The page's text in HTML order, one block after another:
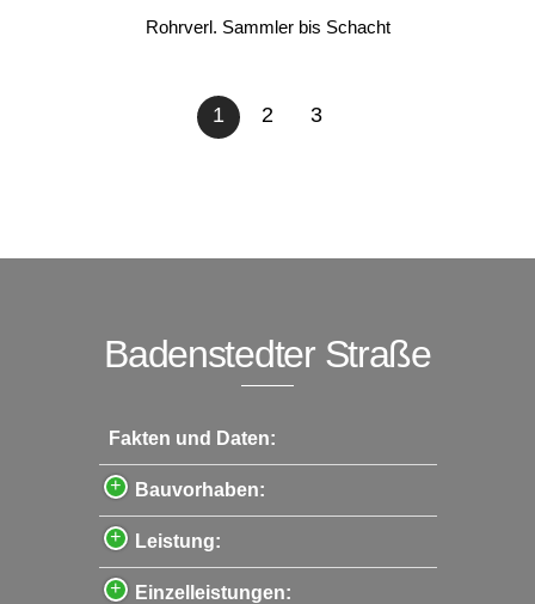
Rohrverl. Sammler bis Schacht
1 2 3
Badenstedter Straße
Fakten und Daten:
Bauvorhaben:
Leistung:
Einzelleistungen: